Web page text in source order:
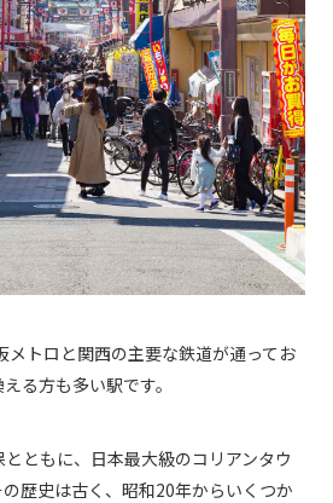
メトロと関西の主要な鉄道が通ってお
る方も多い駅です。
ともに、日本最大級のコリアンタウ
歴史は古く、昭和20年からいくつか